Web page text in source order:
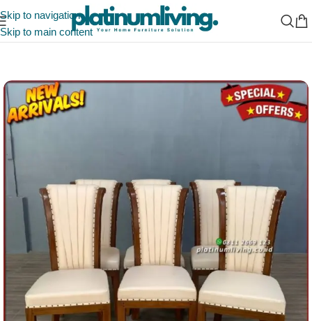
Skip to navigation
Skip to main content
Beranda/Indonesia Furniture Manufacturer